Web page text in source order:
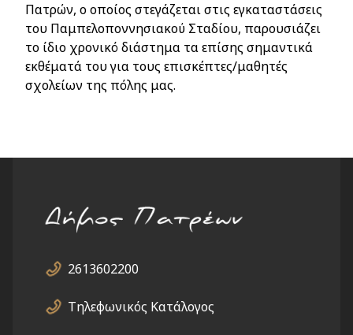
Πατρών, ο οποίος στεγάζεται στις εγκαταστάσεις
του Παμπελοποννησιακού Σταδίου, παρουσιάζει
το ίδιο χρονικό διάστημα τα επίσης σημαντικά
εκθέματά του για τους επισκέπτες/μαθητές
σχολείων της πόλης μας.
2613602200
Τηλεφωνικός Κατάλογος